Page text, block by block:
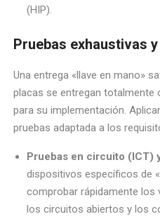
(HIP).
Pruebas exhaustivas
Una entrega «llave en mano»
placas se entregan totalmente
para su implementación.
pruebas adaptada a los
Pruebas en circuito (ICT)
dispositivos específicos de
comprobar rápidamente los
los circuitos abiertos y los